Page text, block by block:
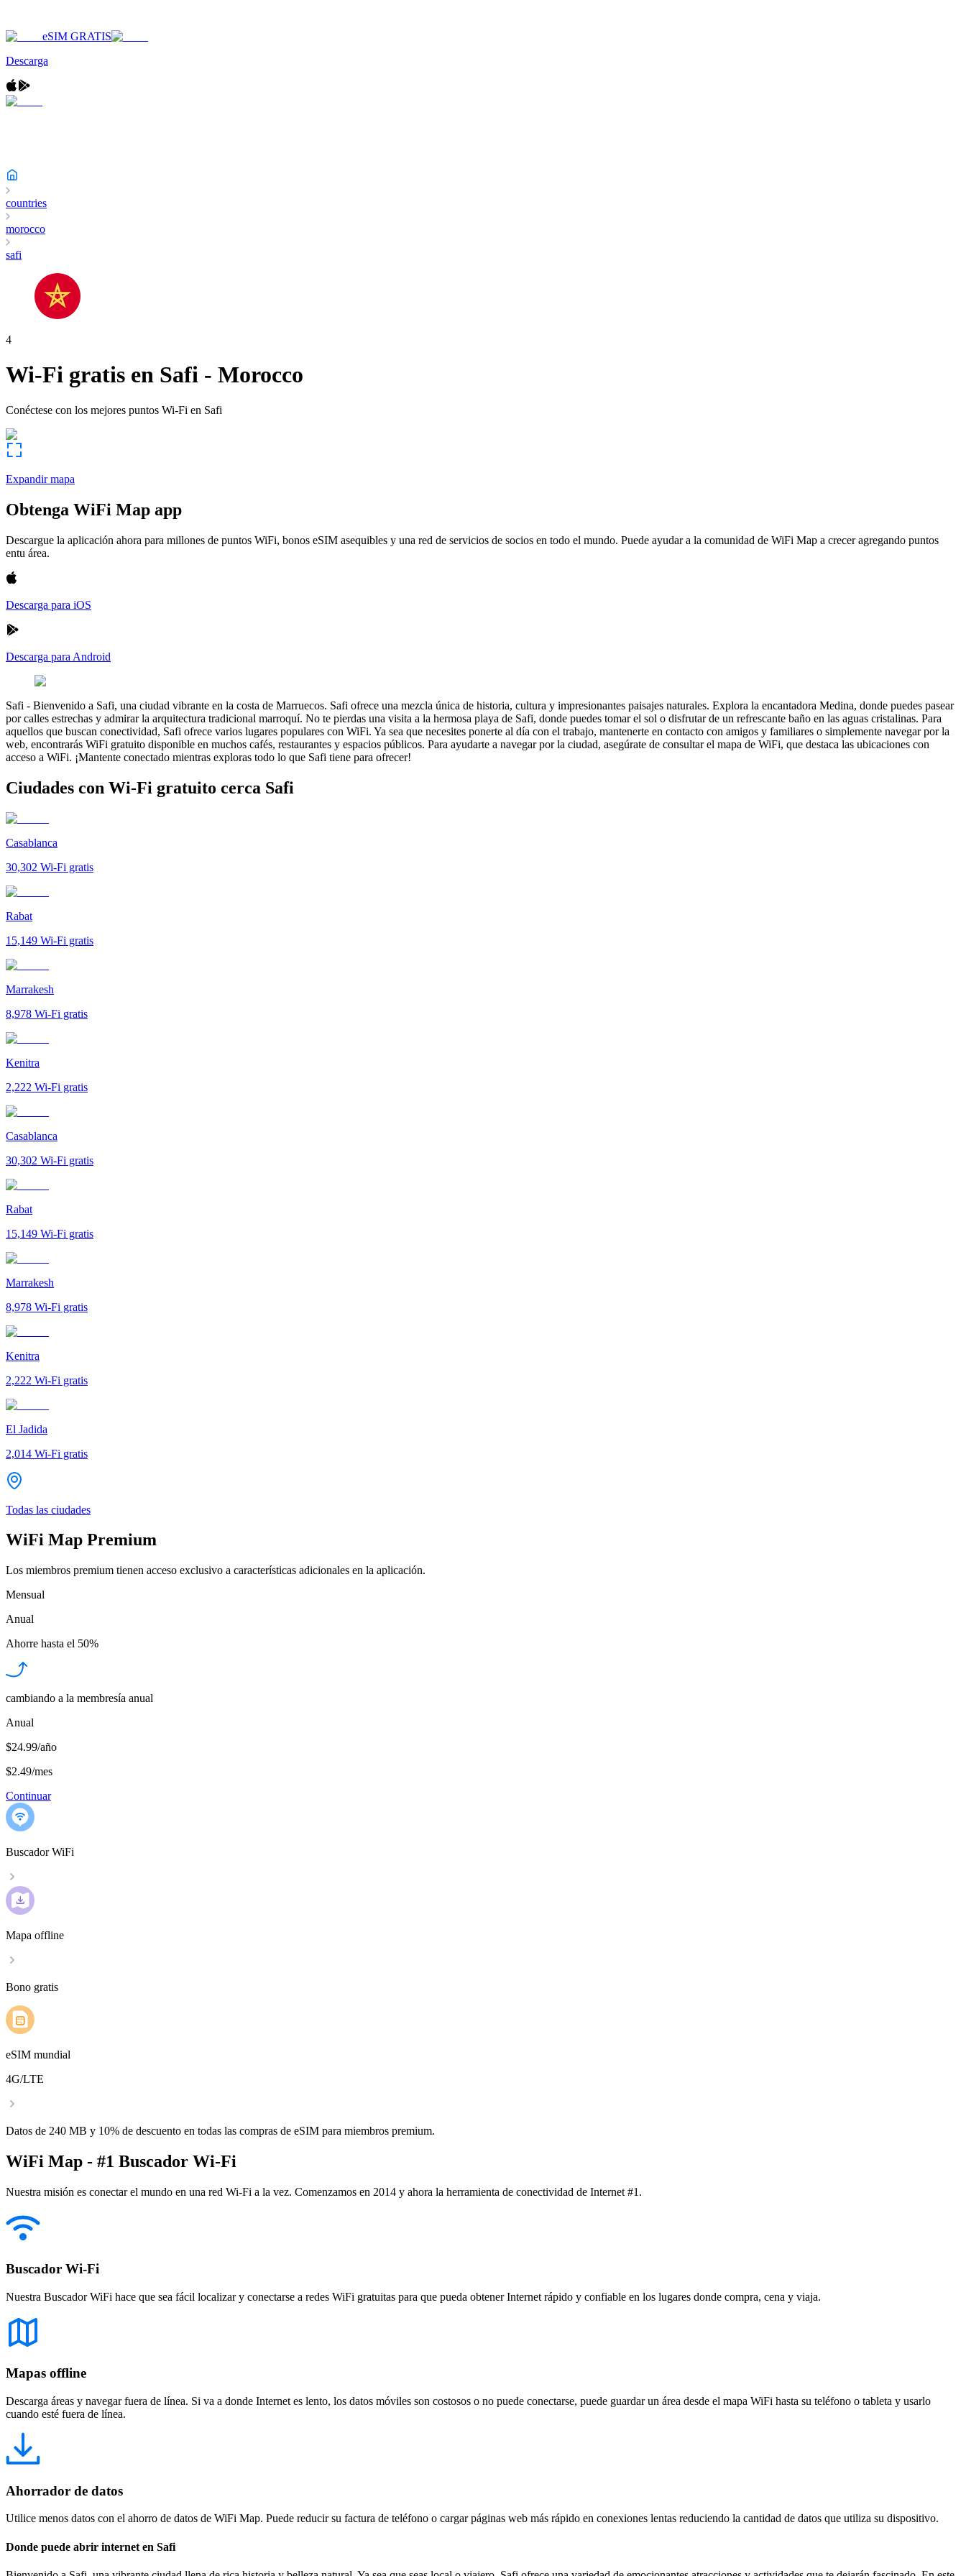
eSIM GRATIS
Descarga
countries
morocco
safi
4
Wi-Fi gratis en Safi - Morocco
Conéctese con los mejores puntos Wi-Fi en Safi
Expandir mapa
Obtenga WiFi Map app
Descargue la aplicación ahora para millones de puntos WiFi, bonos eSIM asequibles y una red de servicios de socios en todo el mundo. Puede ayudar a la comunidad de WiFi Map a crecer agregando puntos
entu área.
Descarga para iOS
Descarga para Android
Safi - Bienvenido a Safi, una ciudad vibrante en la costa de Marruecos. Safi ofrece una mezcla única de historia, cultura y impresionantes paisajes naturales. Explora la encantadora Medina, donde puedes pasear
por calles estrechas y admirar la arquitectura tradicional marroquí. No te pierdas una visita a la hermosa playa de Safi, donde puedes tomar el sol o disfrutar de un refrescante baño en las aguas cristalinas. Para
aquellos que buscan conectividad, Safi ofrece varios lugares populares con WiFi. Ya sea que necesites ponerte al día con el trabajo, mantenerte en contacto con amigos y familiares o simplemente navegar por la
web, encontrarás WiFi gratuito disponible en muchos cafés, restaurantes y espacios públicos. Para ayudarte a navegar por la ciudad, asegúrate de consultar el mapa de WiFi, que destaca las ubicaciones con
acceso a WiFi. ¡Mantente conectado mientras exploras todo lo que Safi tiene para ofrecer!
Ciudades con Wi-Fi gratuito cerca Safi
Casablanca
30,302 Wi-Fi gratis
Rabat
15,149 Wi-Fi gratis
Marrakesh
8,978 Wi-Fi gratis
Kenitra
2,222 Wi-Fi gratis
Casablanca
30,302 Wi-Fi gratis
Rabat
15,149 Wi-Fi gratis
Marrakesh
8,978 Wi-Fi gratis
Kenitra
2,222 Wi-Fi gratis
El Jadida
2,014 Wi-Fi gratis
Todas las ciudades
WiFi Map Premium
Los miembros premium tienen acceso exclusivo a características adicionales en la aplicación.
Mensual
Anual
Ahorre hasta el 50%
cambiando a la membresía anual
Anual
$24.99/año
$2.49/mes
Continuar
Buscador WiFi
Mapa offline
Bono gratis
eSIM mundial
4G/LTE
Datos de 240 MB y 10% de descuento en todas las compras de eSIM para miembros premium.
WiFi Map - #1 Buscador Wi-Fi
Nuestra misión es conectar el mundo en una red Wi-Fi a la vez. Comenzamos en 2014 y ahora la herramienta de conectividad de Internet #1.
Buscador Wi-Fi
Nuestra Buscador WiFi hace que sea fácil localizar y conectarse a redes WiFi gratuitas para que pueda obtener Internet rápido y confiable en los lugares donde compra, cena y viaja.
Mapas offline
Descarga áreas y navegar fuera de línea. Si va a donde Internet es lento, los datos móviles son costosos o no puede conectarse, puede guardar un área desde el mapa WiFi hasta su teléfono o tableta y usarlo
cuando esté fuera de línea.
Ahorrador de datos
Utilice menos datos con el ahorro de datos de WiFi Map. Puede reducir su factura de teléfono o cargar páginas web más rápido en conexiones lentas reduciendo la cantidad de datos que utiliza su dispositivo.
Donde puede abrir internet en Safi